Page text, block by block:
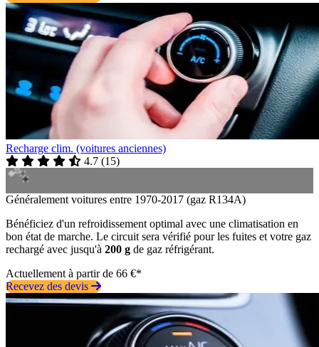
Recharge clim. (voitures anciennes)
4.7 (15)
Généralement voitures entre 1970-2017 (gaz R134A)
Bénéficiez d'un refroidissement optimal avec une climatisation en
bon état de marche. Le circuit sera vérifié pour les fuites et votre gaz
rechargé avec jusqu'à 200 g de gaz réfrigérant.
Actuellement à partir de 66 €*
Recevez des devis